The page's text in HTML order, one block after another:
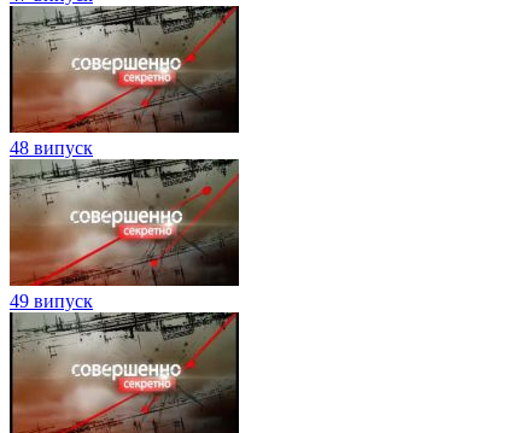
48 випуск
49 випуск